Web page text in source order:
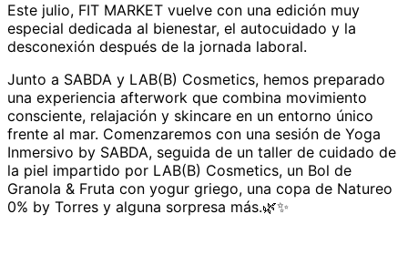
Este julio, FIT MARKET vuelve con una edición muy
especial dedicada al bienestar, el autocuidado y la
desconexión después de la jornada laboral.
Junto a SABDA y LAB(B) Cosmetics, hemos preparado
una experiencia afterwork que combina movimiento
consciente, relajación y skincare en un entorno único
frente al mar. Comenzaremos con una sesión de Yoga
Inmersivo by SABDA, seguida de un taller de cuidado de
la piel impartido por LAB(B) Cosmetics, un Bol de
Granola & Fruta con yogur griego, una copa de Natureo
0% by Torres y alguna sorpresa más.🌿✨